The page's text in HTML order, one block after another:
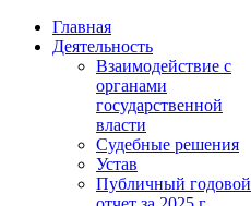
Главная
Деятельность
Взаимодействие с
органами
государственной
власти
Судебные решения
Устав
Публичный годовой